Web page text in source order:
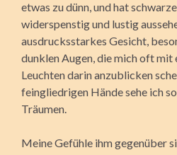
etwas zu dünn, und hat
widerspenstig und lustig
ausdrucksstarkes Gesicht,
dunklen Augen, die mich oft mit
Leuchten darin anzublicken
feingliedrigen Hände sehe ich
Träumen.
Meine Gefühle ihm gegenüber